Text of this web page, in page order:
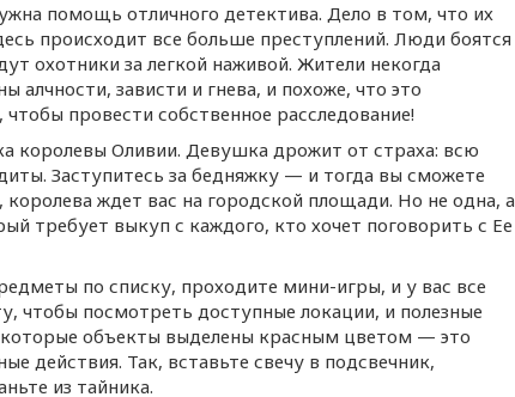
помощь отличного детектива. Дело в том, что их
происходит все больше преступлений. Люди боятся
охотники за легкой наживой. Жители некогда
алчности, зависти и гнева, и похоже, что это
провести собственное расследование!
королевы Оливии. Девушка дрожит от страха: всю
Заступитесь за бедняжку — и тогда вы сможете
ждет вас на городской площади. Но не одна, а
требует выкуп с каждого, кто хочет поговорить с Ее
по списку, проходите мини-игры, и у вас все
чтобы посмотреть доступные локации, и полезные
объекты выделены красным цветом — это
действия. Так, вставьте свечу в подсвечник,
из тайника.